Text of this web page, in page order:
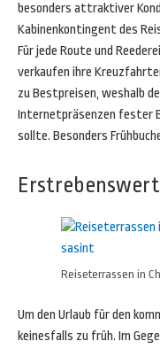
besonders attraktiver
Kabinenkontingent des
Für jede Route und
verkaufen ihre
zu Bestpreisen, weshalb
Internetpräsenzen fester
sollte. Besonders
Reiseterrassen in
Um den Urlaub für den
keinesfalls zu früh. Im